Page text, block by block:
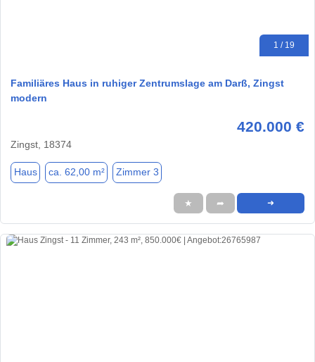
1 / 19
Familiäres Haus in ruhiger Zentrumslage am Darß, Zingst
modern
420.000 €
Zingst, 18374
Haus ca. 62,00 m² Zimmer 3
★ ➦ ➜